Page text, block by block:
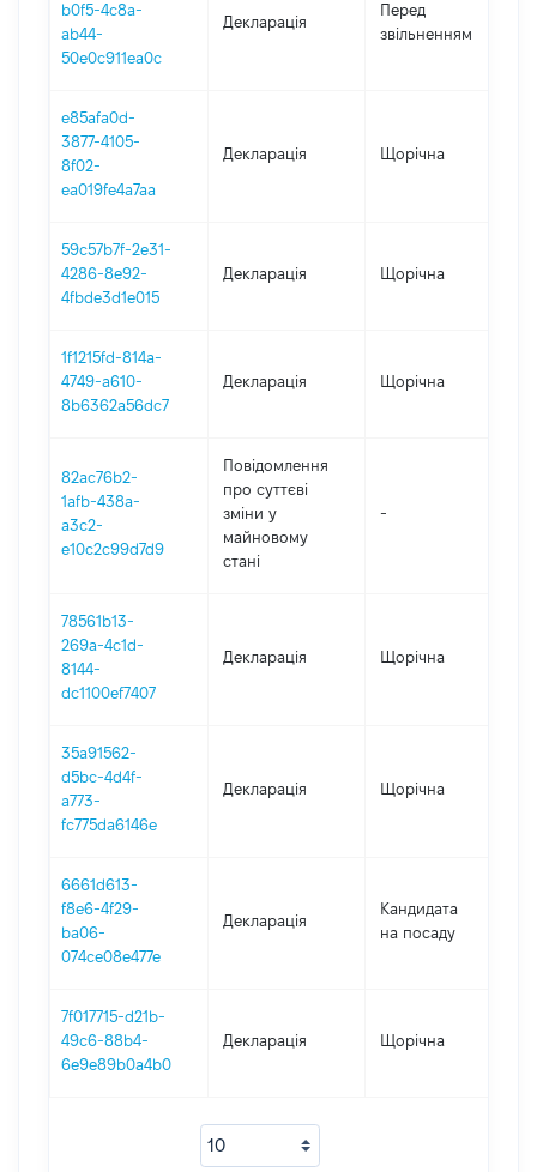
b0f5-4c8a-
ab44-
50e0c911ea0c
Декларація
Перед
звільненням
e85afa0d-
3877-4105-
8f02-
ea019fe4a7aa
Декларація Щорічна
59c57b7f-2e31-
4286-8e92-
4fbde3d1e015
Декларація Щорічна
1f1215fd-814a-
4749-a610-
8b6362a56dc7
Декларація Щорічна
82ac76b2-
1afb-438a-
a3c2-
e10c2c99d7d9
Повідомлення
про суттєві
зміни y
майновому
стані
-
78561b13-
269a-4c1d-
8144-
dc1100ef7407
Декларація Щорічна
35a91562-
d5bc-4d4f-
a773-
fc775da6146e
Декларація Щорічна
6661d613-
f8e6-4f29-
ba06-
074ce08e477e
Декларація
Кандидата
на посаду
7f017715-d21b-
49c6-88b4-
6e9e89b0a4b0
Декларація Щорічна